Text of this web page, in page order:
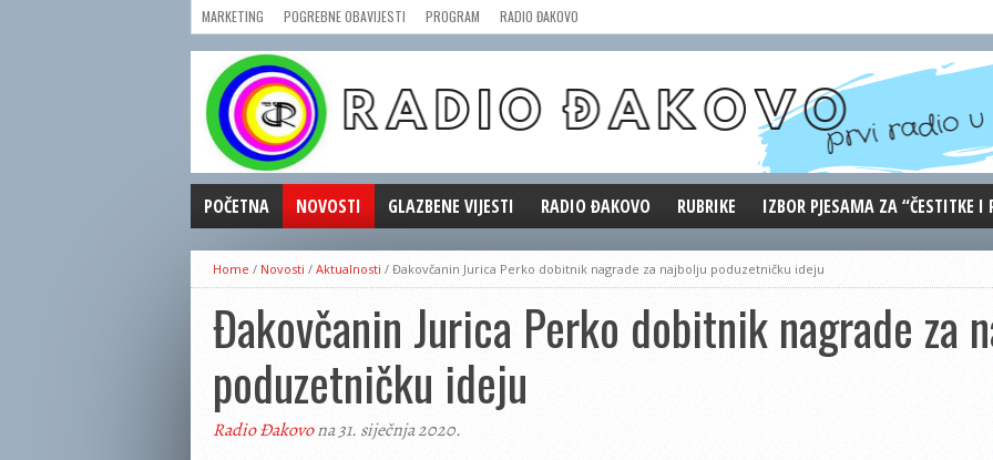
MARKETING POGREBNE OBAVIJESTI PROGRAM RADIO ĐAKOVO
POČETNA NOVOSTI
AKTUALNOSTI
CRNA KRONIKA
POLITIKA
ZANIMLJIVOSTI
GOSPODARSTVO
KULTURA
ŠPORT
GLAZBENE VIJESTI RADIO ĐAKOVO
MARKETING
RUBRIKE
REPRIZE EMISIJA
DOBRE VIBRACIJE
ĐAKOVO GRADE
WEB ANKETA
IZBOR PJESAMA ZA “ČESTITKE I
Home / Novosti / Aktualnosti / Đakovčanin Jurica Perko dobitnik nagrade za najbolju poduzetničku ideju
Đakovčanin Jurica Perko dobitnik nagrade za
poduzetničku ideju
Radio Đakovona 31. siječnja 2020.